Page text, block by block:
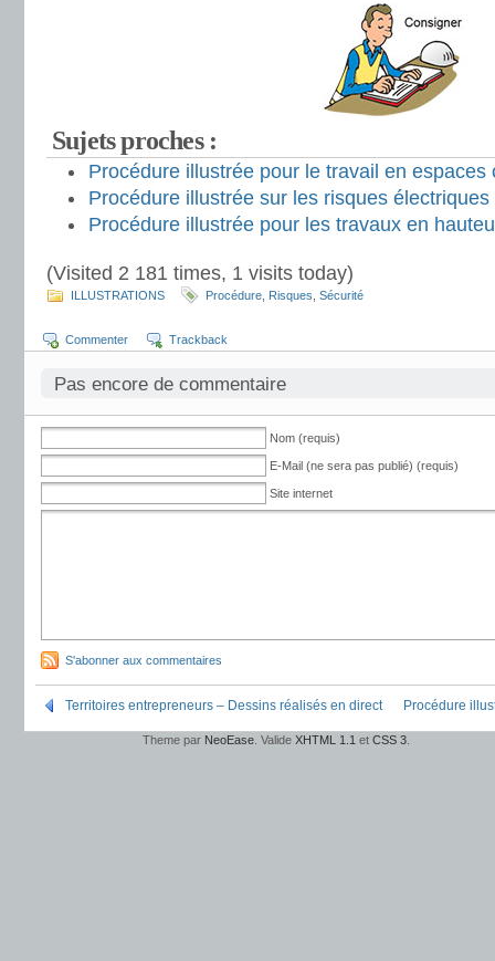
Sujets proches :
Procédure illustrée pour le travail en espaces
Procédure illustrée sur les risques électriques
Procédure illustrée pour les travaux en
(Visited 2 181 times, 1 visits today)
ILLUSTRATIONS Procédure Risques Sécurité
Commenter Trackback
Pas encore de commentaire
Nom (requis)
E-Mail (ne sera pas publié) (requis)
Site internet
S'abonner aux commentaires
Territoires entrepreneurs – Dessins réalisés en direct Procédure
Theme par NeoEase . Valide XHTML 1.1 et CSS 3